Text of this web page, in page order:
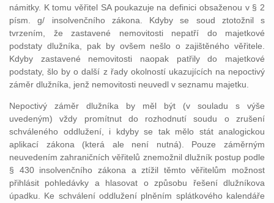
námitky. K tomu věřitel SA poukazuje na definici obsaženou v § 2
písm. g/ insolvenčního zákona. Kdyby se soud ztotožnil s
tvrzením, že zastavené nemovitosti nepatří do majetkové
podstaty dlužníka, pak by ovšem nešlo o zajištěného věřitele.
Kdyby zastavené nemovitosti naopak patřily do majetkové
podstaty, šlo by o další z řady okolností ukazujících na nepoctivý
záměr dlužníka, jenž nemovitosti neuvedl v seznamu majetku.
Nepoctivý záměr dlužníka by měl být (v souladu s výše
uvedeným) vždy promítnut do rozhodnutí soudu o zrušení
schváleného oddlužení, i kdyby se tak mělo stát analogickou
aplikací zákona (která ale není nutná). Pouze záměrným
neuvedením zahraničních věřitelů znemožnil dlužník postup podle
§ 430 insolvenčního zákona a ztížil těmto věřitelům možnost
přihlásit pohledávky a hlasovat o způsobu řešení dlužníkova
úpadku. Ke schválení oddlužení plněním splátkového kalendáře